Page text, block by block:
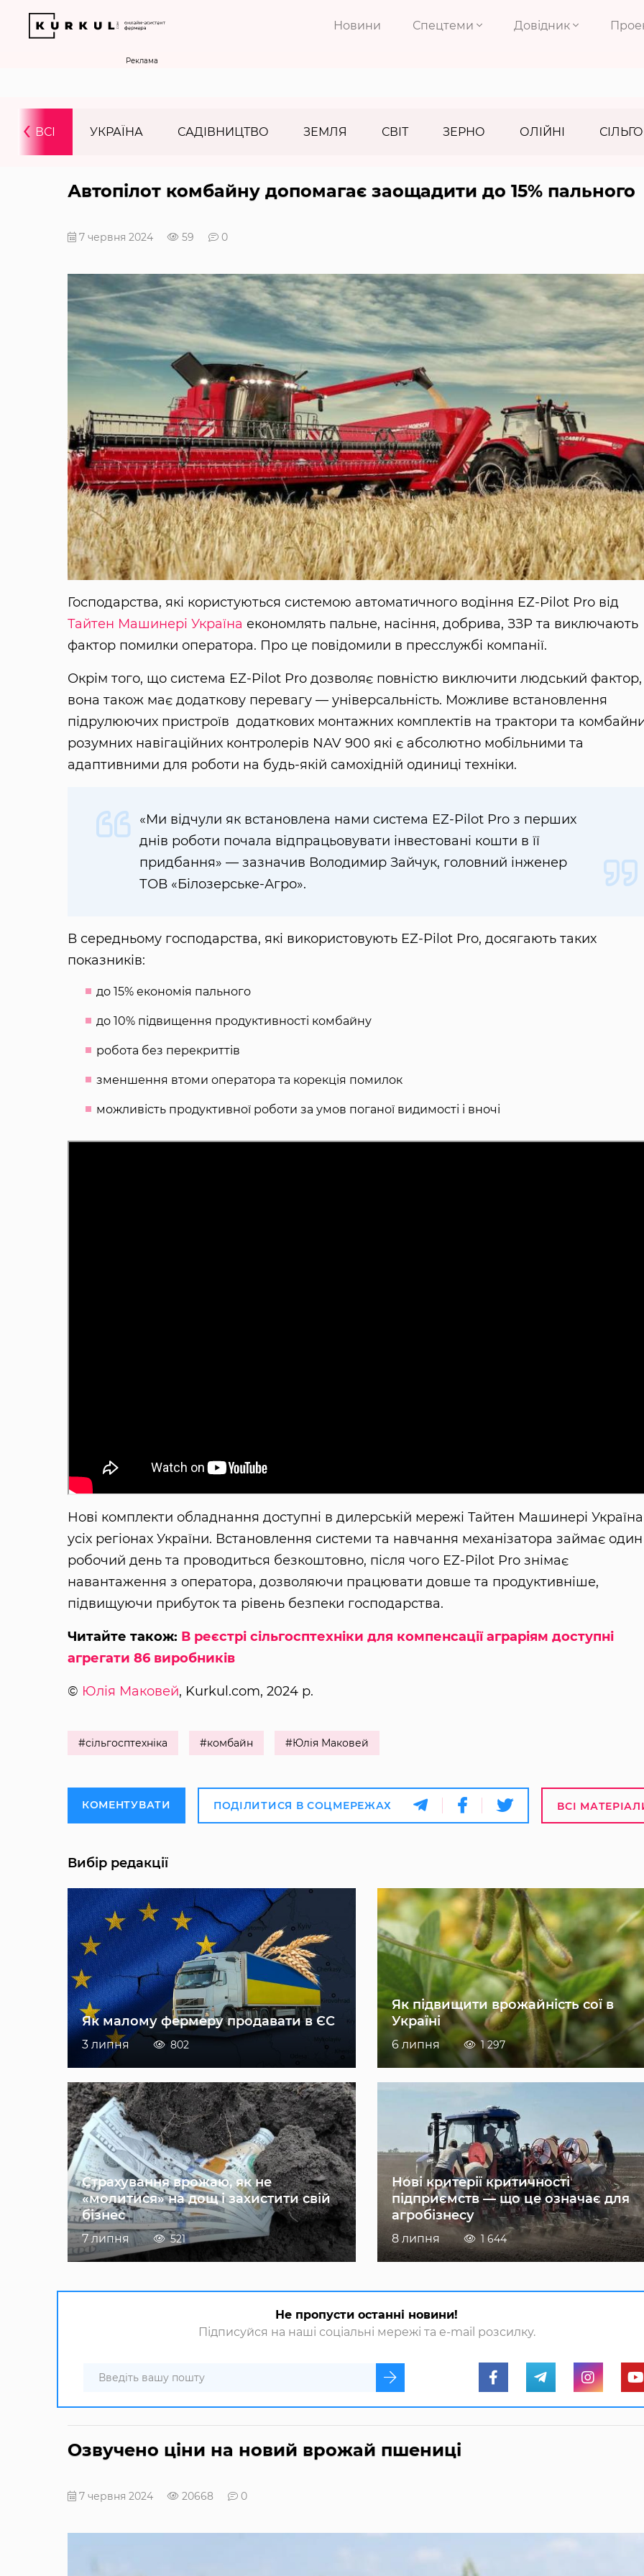
Новини Спецтеми Довідник
Реклама
ВСІ УКРАЇНА САДІВНИЦТВО ЗЕМЛЯ СВІТ ЗЕРНО ОЛІЙНІ
‹
Автопілот комбайну допомагає заощадити до 15% пального
7 червня 2024 59 0
Господарства, які користуються системою автоматичного водіння EZ-Pilot Pro від
Тайтен Машинері Україна економлять пальне, насіння, добрива, ЗЗР та виключають
фактор помилки оператора. Про це повідомили в пресслужбі компанії.
Окрім того, що система EZ-Pilot Pro дозволяє повністю виключити людський фактор,
вона також має додаткову перевагу — універсальність. Можливе встановлення
підрулюючих пристроїв додаткових монтажних комплектів на трактори та
розумних навігаційних контролерів NAV 900 які є абсолютно мобільними та
адаптивними для роботи на будь-якій самохідній одиниці техніки.
«Ми відчули як встановлена нами система EZ-Pilot Pro з перших
днів роботи почала відпрацьовувати інвестовані кошти в її
придбання» — зазначив Володимир Зайчук, головний інженер
ТОВ «Білозерське-Агро».
В середньому господарства, які використовують EZ-Pilot Pro, досягають таких
показників:
до 15% економія пального
до 10% підвищення продуктивності комбайну
робота без перекриттів
зменшення втоми оператора та корекція помилок
можливість продуктивної роботи за умов поганої видимості і вночі
Нові комплекти обладнання доступні в дилерській мережі Тайтен Машинері
усіх регіонах України. Встановлення системи та навчання механізатора займає один
робочий день та проводиться безкоштовно, після чого EZ-Pilot Pro знімає
навантаження з оператора, дозволяючи працювати довше та продуктивніше,
підвищуючи прибуток та рівень безпеки господарства.
Читайте також: В реєстрі сільгосптехніки для компенсації аграріям доступні
агрегати 86 виробників
© Юлія Маковей, Kurkul.com, 2024 р.
#сільгосптехніка #комбайн #Юлія Маковей
КОМЕНТУВАТИ ПОДІЛИТИСЯ В СОЦМЕРЕЖАХ ВСІ
Вибір редакції
Як малому фермеру продавати в ЄС
3 липня 802
Як підвищити врожайність сої в
Україні
6 липня 1 297
Страхування врожаю, як не
«молитися» на дощ і захистити свій
бізнес
7 липня 521
Нові критерії критичності
підприємств — що це означає для
агробізнесу
8 липня 1 644
Не пропусти останні новини!
Підписуйся на наші соціальні мережі та e-mail розсилку.
Озвучено ціни на новий врожай пшениці
7 червня 2024 20668 0